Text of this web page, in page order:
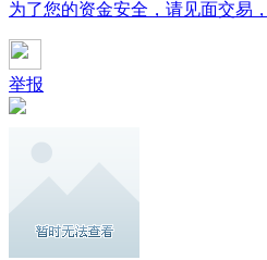
为了您的资金安全，请见面交易
举报